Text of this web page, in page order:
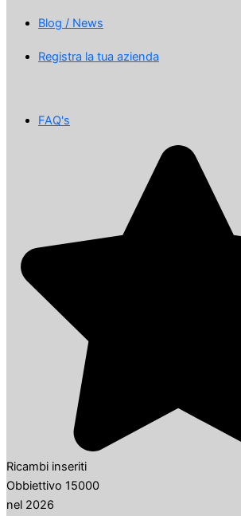
Blog / News
Registra la tua azienda
FAQ's
Ricambi inseriti
Obbiettivo 15000
nel 2026